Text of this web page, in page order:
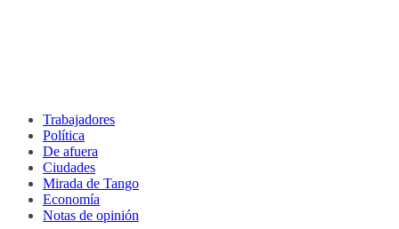
Trabajadores
Política
De afuera
Ciudades
Mirada de Tango
Economía
Notas de opinión